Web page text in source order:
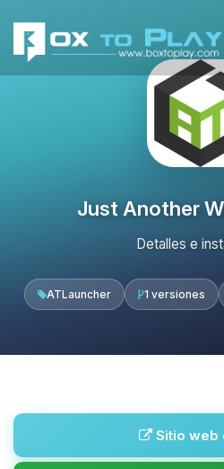
Just Another
Detalles e
ATLauncher 1 versiones
Sitio web